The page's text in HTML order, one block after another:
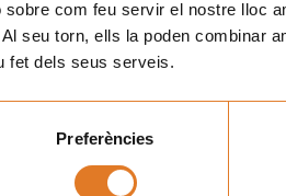
com feu servir el nostre lloc
seu torn, ells la poden combinar
fet dels seus serveis.
Preferències
deuna sesión de yoga y masajeen
se repartieron más de 400
, eliminando los vasos desechables,
Transperfect Mountain Challenge